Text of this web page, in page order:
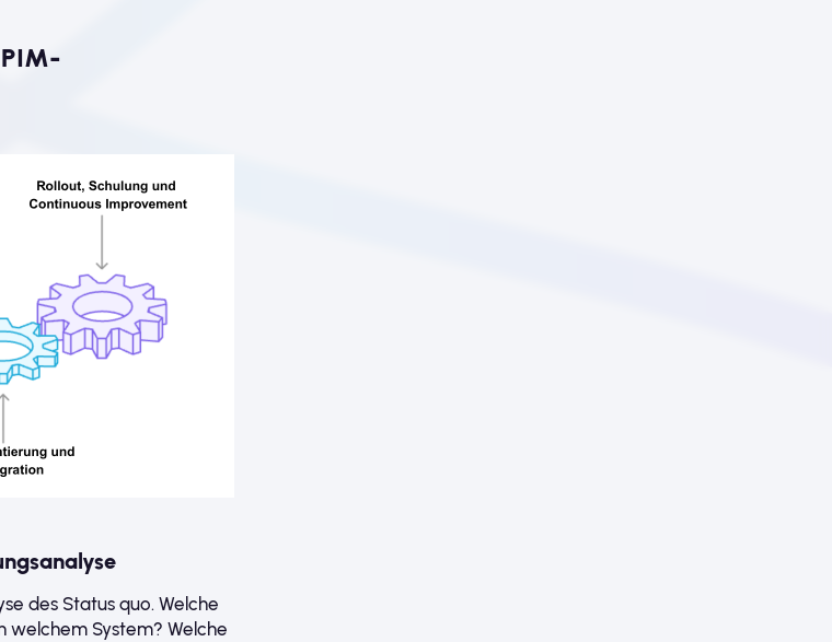
des Status quo. Welche
welchem System? Welche